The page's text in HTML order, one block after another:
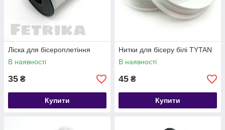
Ліска для бісероплетіння
В наявності
35 ₴
Купити
Нитки для бісеру білі TYTAN
В наявності
45 ₴
Купити